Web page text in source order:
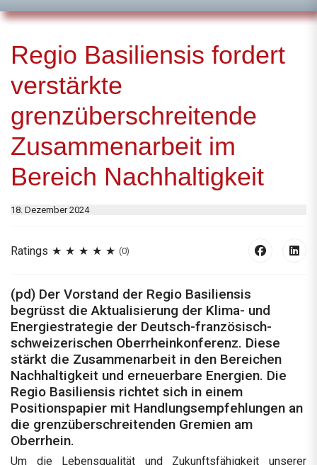
Regio Basiliensis fordert
verstärkte
grenzüberschreitende
Zusammenarbeit im
Bereich Nachhaltigkeit
18. Dezember 2024
Ratings (0)
(pd) Der Vorstand der Regio Basiliensis
begrüsst die Aktualisierung der Klima- und
Energiestrategie der Deutsch-französisch-
schweizerischen Oberrheinkonferenz. Diese
stärkt die Zusammenarbeit in den Bereichen
Nachhaltigkeit und erneuerbare Energien. Die
Regio Basiliensis richtet sich in einem
Positionspapier mit Handlungsempfehlungen an
die grenzüberschreitenden Gremien am
Oberrhein.
Um die Lebensqualität und Zukunftsfähigkeit unserer